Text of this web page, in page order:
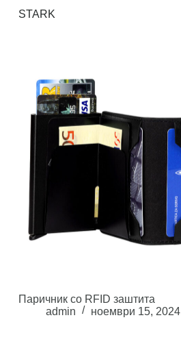
STARK
Паричник со RFID заштита
admin
ноември 15, 2024